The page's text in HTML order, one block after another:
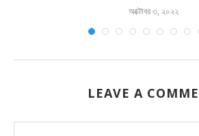
অক্টোবর ৩, ২০২২
LEAVE A